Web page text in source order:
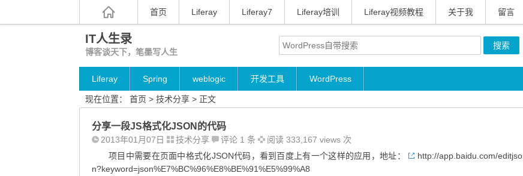
首页 Liferay Liferay7 Liferay培训 Liferay视频教程 关于我 留言
IT人生录
博客谈天下，笔墨写人生
Liferay Spring weblogic 开发工具 WordPress
现在位置： 首页 > 技术分享 > 正文
分享一段JS格式化JSON的代码
2013年01月07日 技术分享 评论 1 条
阅读 333,167 views 次
项目中需要在页面中格式化JSON代码，看到百度上有一个这样的应用，地址：
http://app.baidu.com/editjso
n?keyword=json%E7%BC%96%E8%BE%91%E5%99%A8